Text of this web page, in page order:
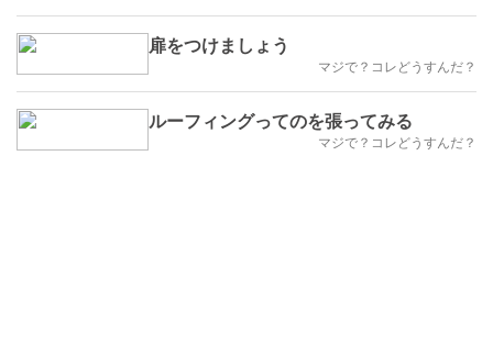
扉をつけましょう
マジで？コレどうすんだ？
ルーフィングってのを張ってみる
マジで？コレどうすんだ？